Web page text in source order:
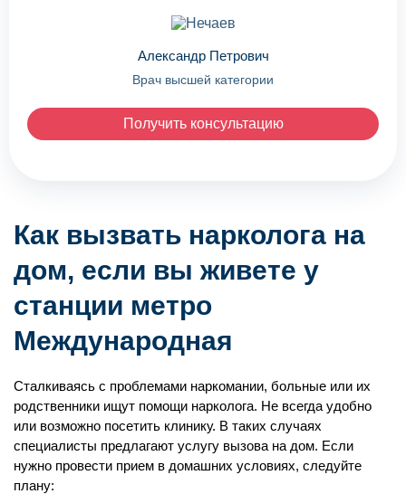
Александр Петрович
Врач высшей категории
Получить консультацию
Как вызвать нарколога на
дом, если вы живете у
станции метро
Международная
Сталкиваясь с проблемами наркомании, больные или их
родственники ищут помощи нарколога. Не всегда удобно
или возможно посетить клинику. В таких случаях
специалисты предлагают услугу вызова на дом. Если
нужно провести прием в домашних условиях, следуйте
плану: